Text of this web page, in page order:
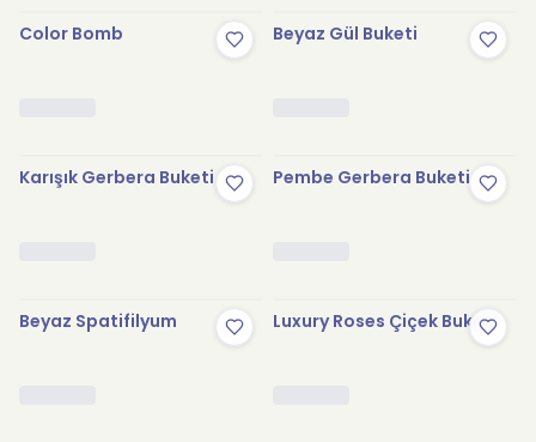
Color Bomb Beyaz Gül Buketi
Karışık Gerbera Buketi Pembe Gerbera Buketi
Beyaz Spatifilyum Luxury Roses Çiçek Buketi